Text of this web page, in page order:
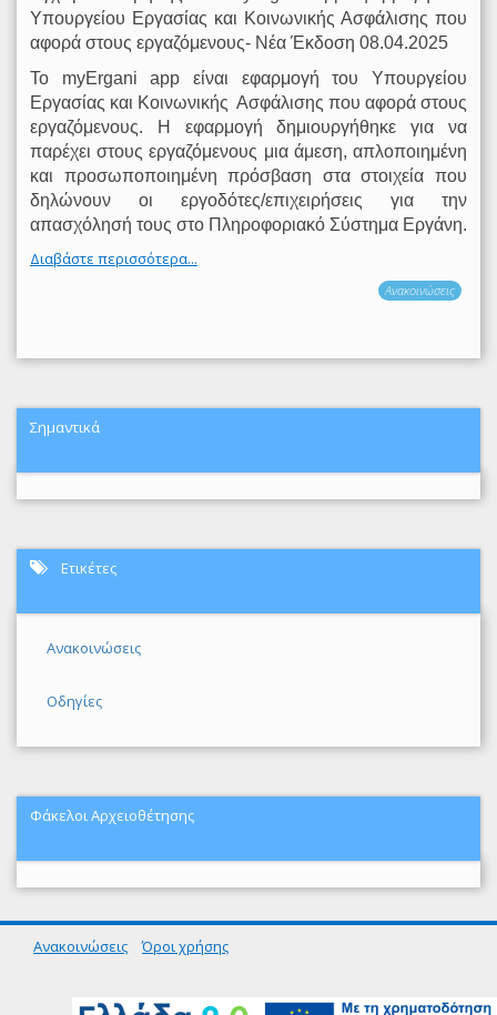
Υπουργείου Εργασίας και Κοινωνικής Ασφάλισης που
αφορά στους εργαζόμενους- Νέα Έκδοση 08.04.2025
Το myΕrgani app είναι εφαρμογή του Υπουργείου
Εργασίας και Κοινωνικής Ασφάλισης που αφορά στους
εργαζόμενους. Η εφαρμογή δημιουργήθηκε για να
παρέχει στους εργαζόμενους μια άμεση, απλοποιημένη
και προσωποποιημένη πρόσβαση στα στοιχεία που
δηλώνουν οι εργοδότες/επιχειρήσεις για την
απασχόλησή τους στο Πληροφοριακό Σύστημα Εργάνη.
Διαβάστε περισσότερα...
Ανακοινώσεις
Σημαντικά
Ετικέτες
Ανακοινώσεις
Οδηγίες
Φάκελοι Αρχειοθέτησης
Ανακοινώσεις Όροι χρήσης